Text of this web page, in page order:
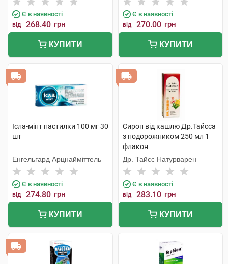
Є в наявності
від 268.40 грн
КУПИТИ
Є в наявності
від 270.00 грн
КУПИТИ
Ісла-мінт пастилки 100 мг 30
шт
Енгельгард Арцнайміттель
Є в наявності
від 274.80 грн
КУПИТИ
Сироп від кашлю Др.Тайсса
з подорожником 250 мл 1
флакон
Др. Тайсс Натурварен
Є в наявності
від 283.10 грн
КУПИТИ